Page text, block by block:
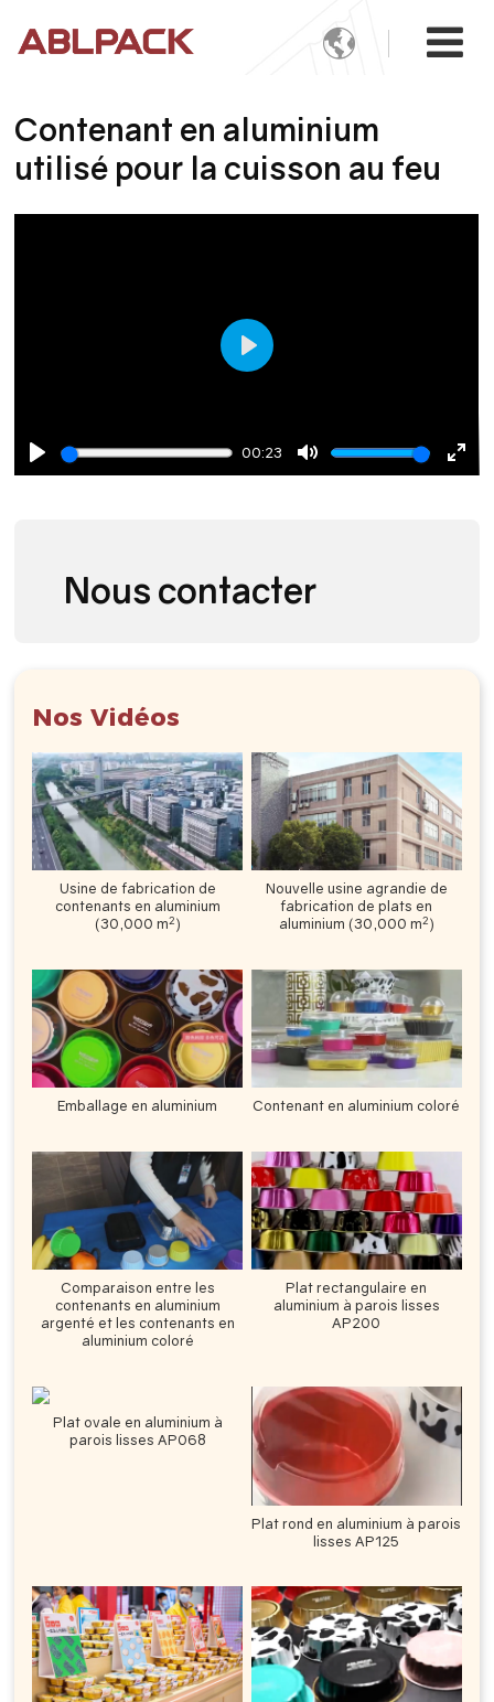

Contenant en aluminium
utilisé pour la cuisson au feu
Play
00:23
Mute
Play
Nous contacter
Nos Vidéos
Usine de fabrication de
contenants en aluminium
(30,000 m2)
Nouvelle usine agrandie de
fabrication de plats en
aluminium (30,000 m2)
Emballage en aluminium Contenant en aluminium coloré
Comparaison entre les
contenants en aluminium
argenté et les contenants en
aluminium coloré
Plat rectangulaire en
aluminium à parois lisses
AP200
Plat ovale en aluminium à
parois lisses AP068
Plat rond en aluminium à parois
lisses AP125